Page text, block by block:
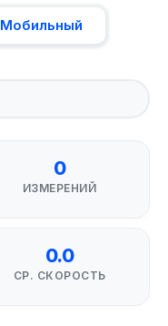
Мобильный
0
ИЗМЕРЕНИЙ
0.0
СР. СКОРОСТЬ